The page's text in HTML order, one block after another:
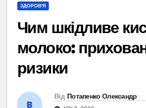
ЗДОРОВ'Я
Чим шкідливе
молоко:
ризики
Від Потапенко Олександр